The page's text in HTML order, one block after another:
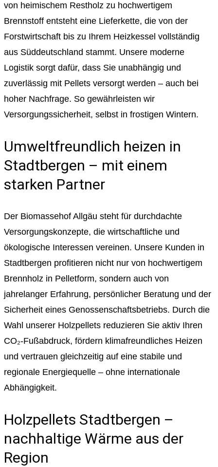
von heimischem Restholz zu hochwertigem
Brennstoff entsteht eine Lieferkette, die von der
Forstwirtschaft bis zu Ihrem Heizkessel vollständig
aus Süddeutschland stammt. Unsere moderne
Logistik sorgt dafür, dass Sie unabhängig und
zuverlässig mit Pellets versorgt werden – auch bei
hoher Nachfrage. So gewährleisten wir
Versorgungssicherheit, selbst in frostigen Wintern.
Umweltfreundlich heizen in
Stadtbergen – mit einem
starken Partner
Der Biomassehof Allgäu steht für durchdachte
Versorgungskonzepte, die wirtschaftliche und
ökologische Interessen vereinen. Unsere Kunden in
Stadtbergen profitieren nicht nur von hochwertigem
Brennholz in Pelletform, sondern auch von
jahrelanger Erfahrung, persönlicher Beratung und der
Sicherheit eines Genossenschaftsbetriebs. Durch die
Wahl unserer Holzpellets reduzieren Sie aktiv Ihren
CO₂-Fußabdruck, fördern klimafreundliches Heizen
und vertrauen gleichzeitig auf eine stabile und
regionale Energiequelle – ohne internationale
Abhängigkeit.
Holzpellets Stadtbergen –
nachhaltige Wärme aus der
Region